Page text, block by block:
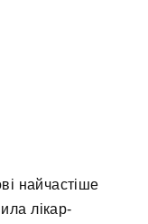
найчастіше
лікар-